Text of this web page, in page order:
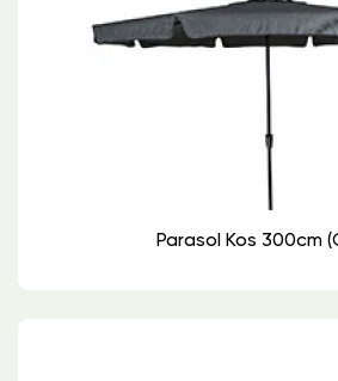
Parasol Kos 300cm